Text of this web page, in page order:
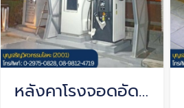
หลังคาโรงจอดอัดประจุไฟฟ้า